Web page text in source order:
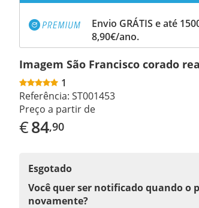
Envio GRÁTIS e até
8,90€/ano.
Imagem São Francisco corado
1
Referência: ST001453
Preço a partir de
€84,90
Esgotado
Você quer ser notificado quando o
novamente?